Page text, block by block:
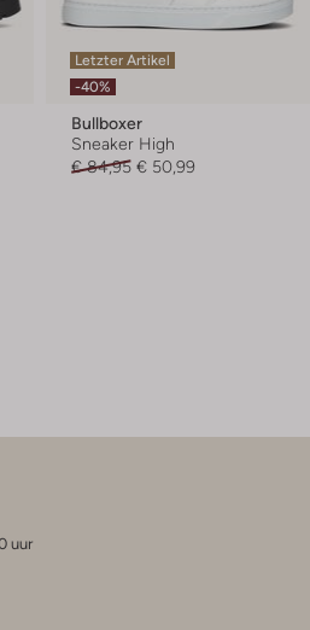
Letzter Artikel
-40%
Bullboxer
Sneaker High
€ 84,95 € 50,99
uur